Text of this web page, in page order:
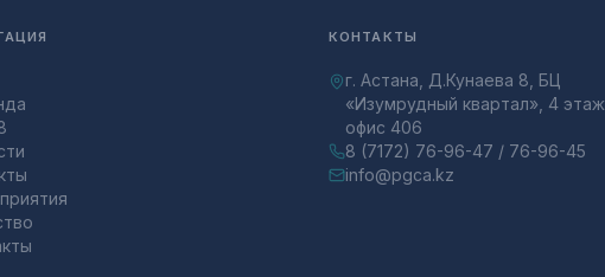
КОНТАКТЫ
г. Астана, Д.Кунаева 8, БЦ
«Изумрудный квартал», 4 этаж,
офис 406
8 (7172) 76-96-47 / 76-96-45
info@pgca.kz